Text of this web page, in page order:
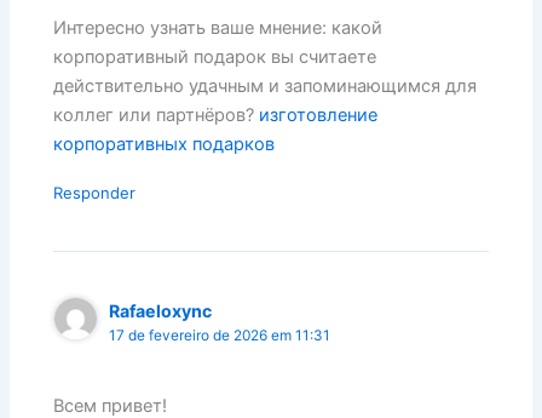
Интересно узнать ваше мнение: какой
корпоративный подарок вы считаете
действительно удачным и запоминающимся для
коллег или партнёров? изготовление
корпоративных подарков
Responder
Rafaeloxync
17 de fevereiro de 2026 em 11:31
Всем привет!